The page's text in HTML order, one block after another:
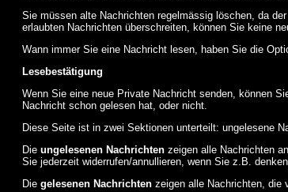
Sie müssen alte Nachrichten regelmässig löschen, da
erlaubten Nachrichten überschreiten, können Sie keine
Wann immer Sie eine Nachricht lesen, haben Sie die
Lesebestätigung
Wenn Sie eine neue Private Nachricht senden, können
Nachricht schon gelesen hat, oder nicht.
Diese Seite ist in zwei Sektionen unterteilt: ungelesene
Die ungelesenen Nachrichtenzeigen alle Nachrichten
Sie jederzeit widerrufen/annullieren, wenn Sie z.B.
Die gelesenen Nachrichtenzeigen alle Nachrichten, die